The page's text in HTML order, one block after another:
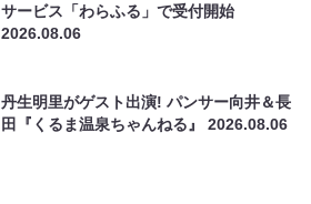
サービス「わらふる」で受付開始
2026.08.06
丹生明里がゲスト出演! パンサー向井＆長
田『くるま温泉ちゃんねる』2026.08.06